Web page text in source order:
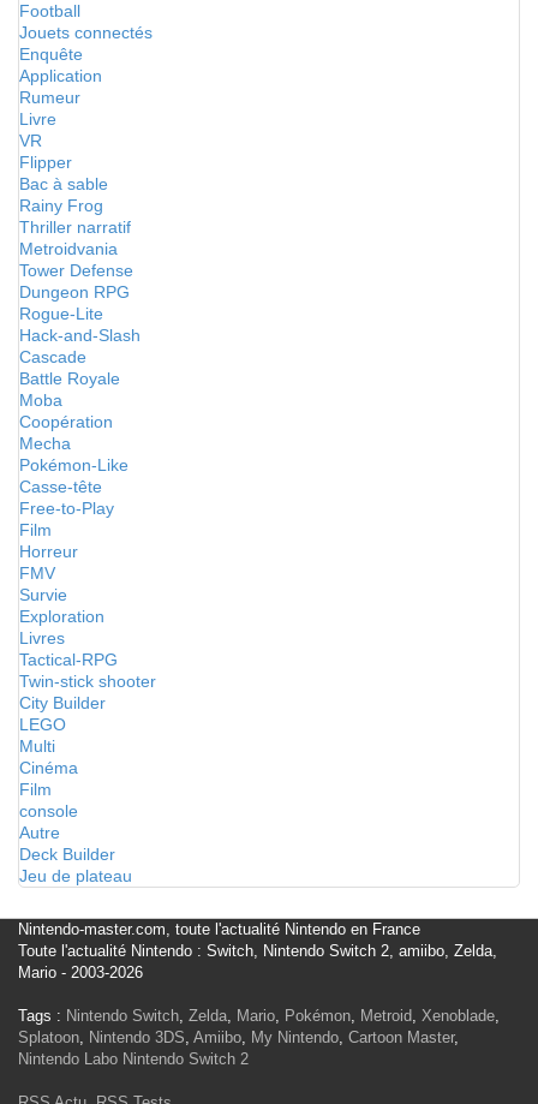
Football
Jouets connectés
Enquête
Application
Rumeur
Livre
VR
Flipper
Bac à sable
Rainy Frog
Thriller narratif
Metroidvania
Tower Defense
Dungeon RPG
Rogue-Lite
Hack-and-Slash
Cascade
Battle Royale
Moba
Coopération
Mecha
Pokémon-Like
Casse-tête
Free-to-Play
Film
Horreur
FMV
Survie
Exploration
Livres
Tactical-RPG
Twin-stick shooter
City Builder
LEGO
Multi
Cinéma
Film
console
Autre
Deck Builder
Jeu de plateau
Nintendo-master.com, toute l'actualité Nintendo en France
Toute l'actualité Nintendo : Switch, Nintendo Switch 2, amiibo, Zelda,
Mario - 2003-2026
Tags : Nintendo Switch, Zelda, Mario, Pokémon, Metroid, Xenoblade,
Splatoon, Nintendo 3DS, Amiibo, My Nintendo, Cartoon Master,
Nintendo Labo Nintendo Switch 2